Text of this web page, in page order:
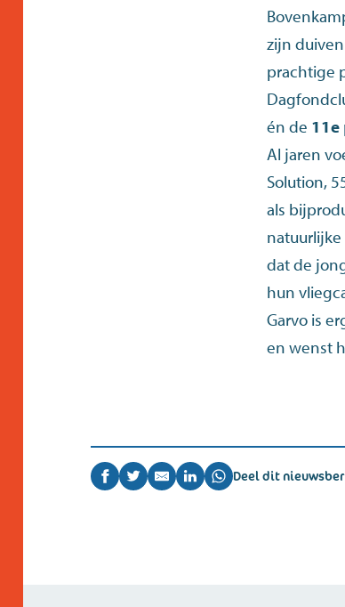
zijn
prachtige
én de 11e
Al jaren
Solution,
als
dat de
hun
Garvo is
en wenst
Deel dit